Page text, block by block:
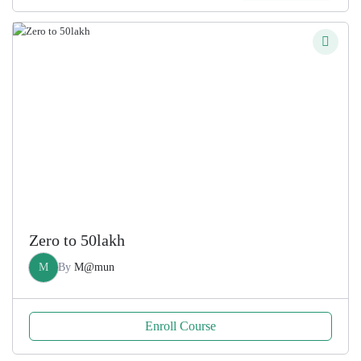
was:
is:
Zero to 50lakh
M By M@mun
Enroll Course